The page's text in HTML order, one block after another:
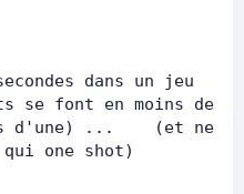
se font en moins de
d'une) ...    (et ne
qui one shot)